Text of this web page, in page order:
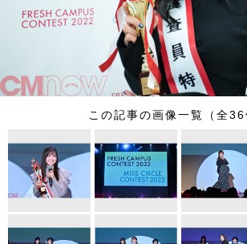
この記事の画像一覧（全36